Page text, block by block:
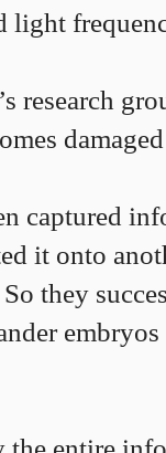
light
research
captured
it onto
So they